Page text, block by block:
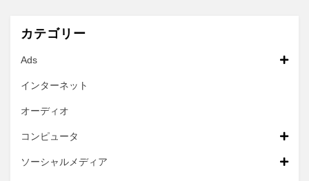
カテゴリー
Ads
インターネット
オーディオ
コンピュータ
ソーシャルメディア